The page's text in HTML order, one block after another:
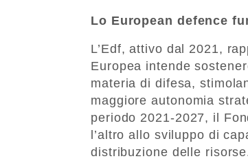
Lo European defence
L’Edf, attivo dal 2021,
Europea intende
materia di difesa,
maggiore autonomia
periodo 2021-2027, il
l’altro allo sviluppo di
distribuzione delle